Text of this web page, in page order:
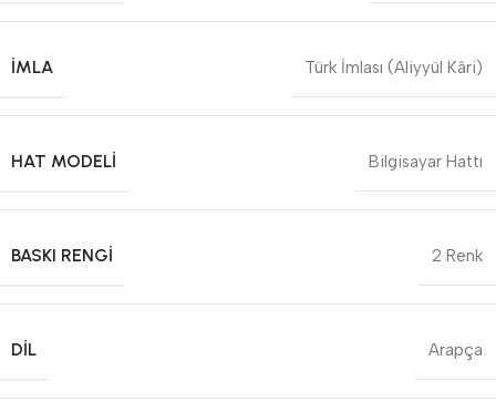
İMLA Türk İmlası (Aliyyül Kâri)
HAT MODELI Bilgisayar Hattı
BASKI RENGI 2 Renk
DIL Arapça